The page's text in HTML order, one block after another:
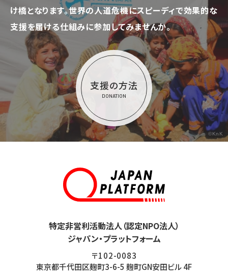
け橋となります。世界の人道危機にスピーディで効果的な
支援を届ける仕組みに参加してみませんか。
支援の方法
DONATION
©KnK
特定非営利活動法人（認定NPO法人）
ジャパン・プラットフォーム
〒102-0083
東京都千代田区麹町3-6-5 麹町GN安田ビル 4F